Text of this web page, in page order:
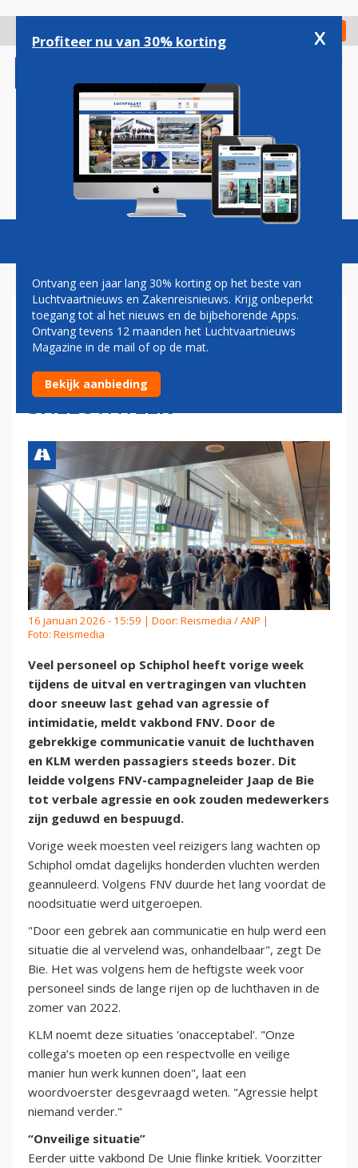
gaan
Check in
Magazine Podcasts Vacatures
FNV: VEEL AGRESSIE
RICHTING PERSONEEL
SCHIPHOL TIJDENS
SNEEUWWEEK
16 januari 2026 - 15:59 | Door: Reismedia / ANP |
Foto: Reismedia
Veel personeel op Schiphol heeft vorige week
tijdens de uitval en vertragingen van vluchten
door sneeuw last gehad van agressie of
intimidatie, meldt vakbond FNV. Door de
gebrekkige communicatie vanuit de luchthaven
en KLM werden passagiers steeds bozer. Dit
leidde volgens FNV-campagneleider Jaap de Bie
tot verbale agressie en ook zouden medewerkers
zijn geduwd en bespuugd.
Vorige week moesten veel reizigers lang wachten op
Schiphol omdat dagelijks honderden vluchten werden
geannuleerd. Volgens FNV duurde het lang voordat de
noodsituatie werd uitgeroepen.
"Door een gebrek aan communicatie en hulp werd een
situatie die al vervelend was, onhandelbaar", zegt De
Bie. Het was volgens hem de heftigste week voor
personeel sinds de lange rijen op de luchthaven in de
zomer van 2022.
KLM noemt deze situaties 'onacceptabel'. "Onze
collega’s moeten op een respectvolle en veilige
manier hun werk kunnen doen", laat een
woordvoerster desgevraagd weten. "Agressie helpt
niemand verder."
“Onveilige situatie”
Eerder uitte vakbond De Unie flinke kritiek. Voorzitter
Profiteer nu van 30% korting x
Ontvang een jaar lang 30% korting op het beste van
Luchtvaartnieuws en Zakenreisnieuws. Krijg onbeperkt
toegang tot al het nieuws en de bijbehorende Apps.
Ontvang tevens 12 maanden het Luchtvaartnieuws
Magazine in de mail of op de mat.
Bekijk aanbieding